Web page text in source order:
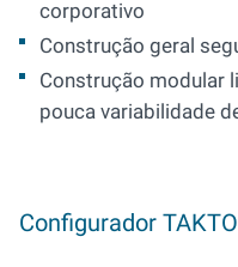
corporativo
Construção geral
Construção modular
pouca variabilidade
Configurador